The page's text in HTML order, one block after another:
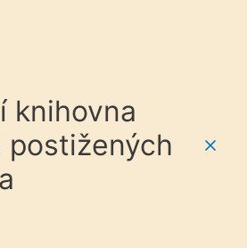
knihovna
postižených